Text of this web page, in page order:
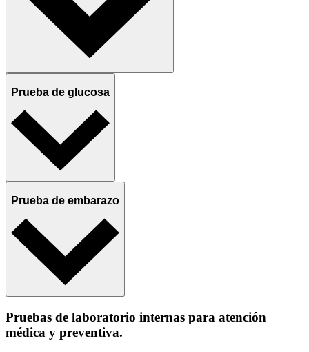
Prueba de glucosa
Prueba de embarazo
Pruebas de laboratorio internas para atención
médica y preventiva.